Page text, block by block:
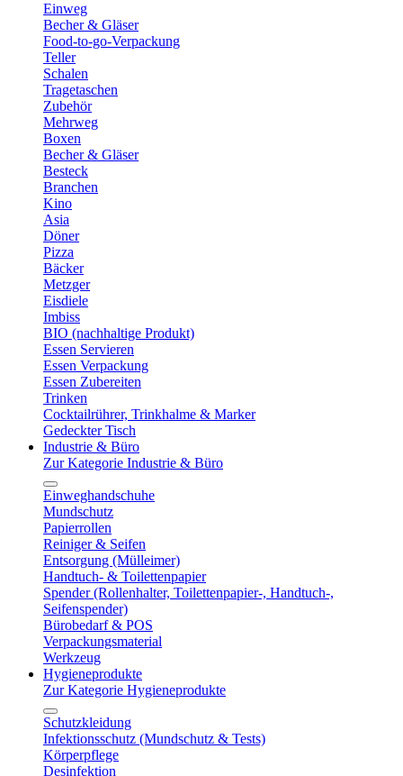
Einweg
Becher & Gläser
Food-to-go-Verpackung
Teller
Schalen
Tragetaschen
Zubehör
Mehrweg
Boxen
Becher & Gläser
Besteck
Branchen
Kino
Asia
Döner
Pizza
Bäcker
Metzger
Eisdiele
Imbiss
BIO (nachhaltige Produkt)
Essen Servieren
Essen Verpackung
Essen Zubereiten
Trinken
Cocktailrührer, Trinkhalme & Marker
Gedeckter Tisch
Industrie & Büro
Zur Kategorie Industrie & Büro
Einweghandschuhe
Mundschutz
Papierrollen
Reiniger & Seifen
Entsorgung (Mülleimer)
Handtuch- & Toilettenpapier
Spender (Rollenhalter, Toilettenpapier-, Handtuch-,
Seifenspender)
Bürobedarf & POS
Verpackungsmaterial
Werkzeug
Hygieneprodukte
Zur Kategorie Hygieneprodukte
Schutzkleidung
Infektionsschutz (Mundschutz & Tests)
Körperpflege
Desinfektion